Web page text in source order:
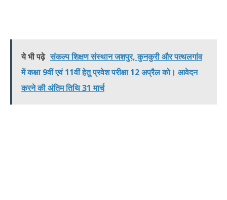
ये भी पढ़े संकल्प शिक्षण संस्थान जशपुर, कुनकुरी और पत्थलगांव
में कक्षा 9वीं एवं 11वीं हेतु प्रवेश परीक्षा 12 अप्रैल को। आवेदन
करने की अंतिम तिथि 31 मार्च